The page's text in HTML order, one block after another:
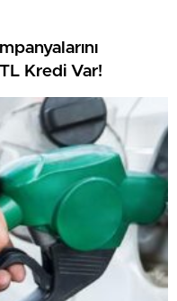
Kredi Var!